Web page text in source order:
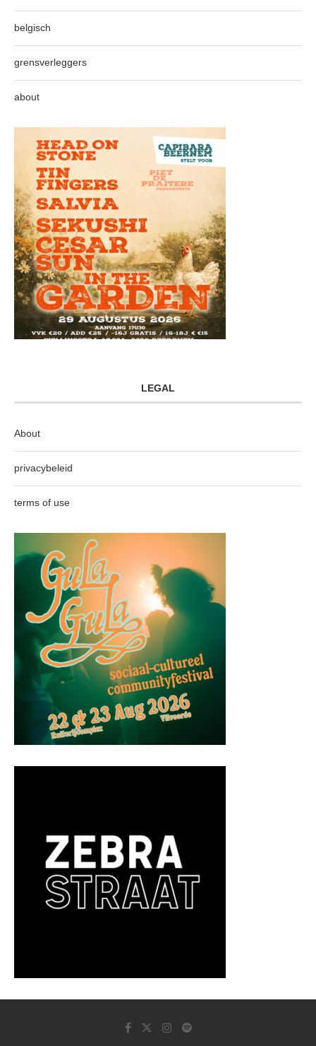
belgisch
grensverleggers
about
LEGAL
About
privacybeleid
terms of use